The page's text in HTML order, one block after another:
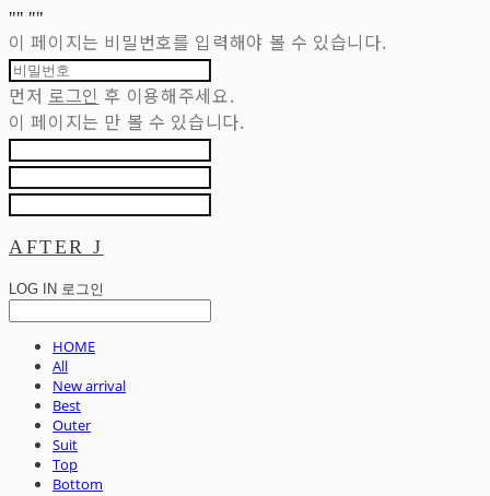
"" ""
이 페이지는 비밀번호를 입력해야 볼 수 있습니다.
먼저 로그인 후 이용해주세요.
이 페이지는 만 볼 수 있습니다.
AFTER J
LOG IN 로그인
HOME
All
New arrival
Best
Outer
Suit
Top
Bottom